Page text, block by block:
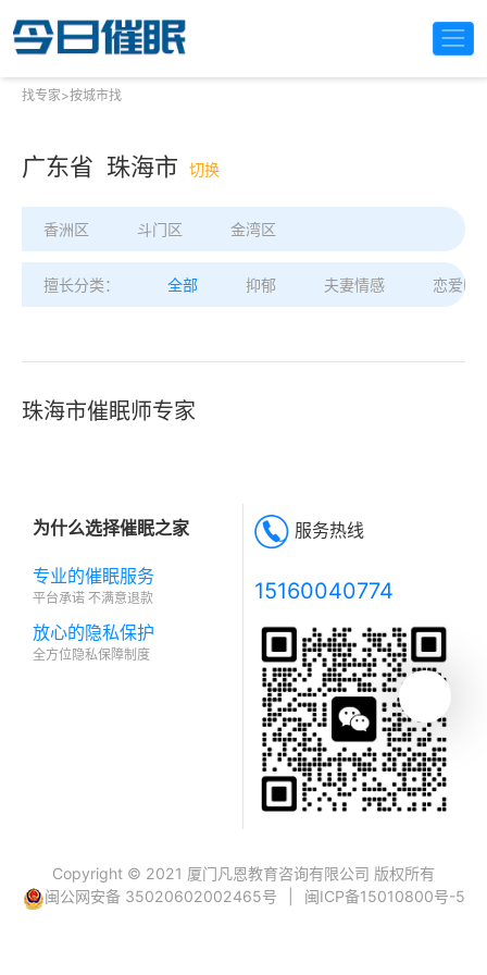
找专家>按城市找
广东省 珠海市 切换
香洲区 斗门区 金湾区
擅长分类： 全部 抑郁 夫妻情感 恋爱困
珠海市催眠师专家
为什么选择催眠之家
专业的催眠服务
平台承诺 不满意退款
放心的隐私保护
全方位隐私保障制度
服务热线
15160040774
Copyright © 2021 厦门凡恩教育咨询有限公司 版权所有
闽公网安备 35020602002465号
闽ICP备15010800号-5